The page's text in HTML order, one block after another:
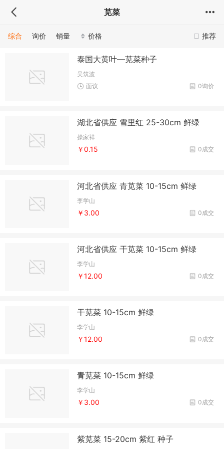
苋菜
推荐
综合 询价 销量 价格
泰国大黄叶—苋菜种子
吴筑波
0询价
面议
湖北省供应 雪里红 25-30cm 鲜绿
操家祥
0成交
￥0.15
河北省供应 青苋菜 10-15cm 鲜绿
李学山
0成交
￥3.00
河北省供应 干苋菜 10-15cm 鲜绿
李学山
0成交
￥12.00
干苋菜 10-15cm 鲜绿
李学山
0成交
￥12.00
青苋菜 10-15cm 鲜绿
李学山
0成交
￥3.00
紫苋菜 15-20cm 紫红 种子